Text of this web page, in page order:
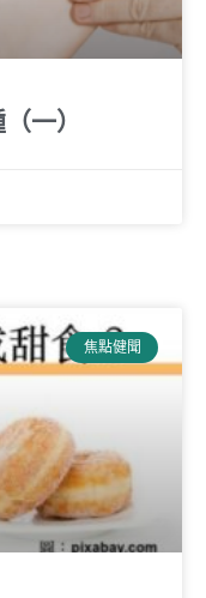
一）
焦點健聞